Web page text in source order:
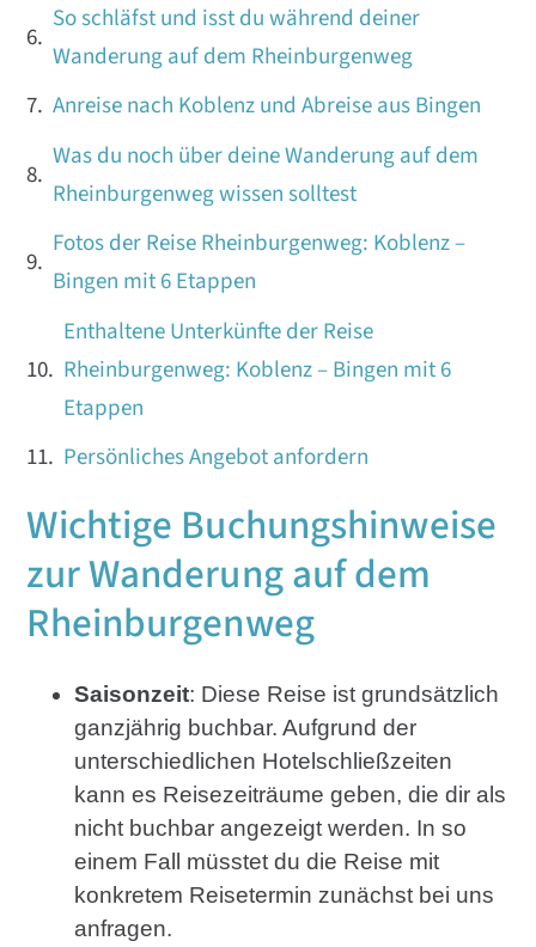
So schläfst und isst du während deiner
Wanderung auf dem Rheinburgenweg
Anreise nach Koblenz und Abreise aus Bingen
Was du noch über deine Wanderung auf dem
Rheinburgenweg wissen solltest
Fotos der Reise Rheinburgenweg: Koblenz –
Bingen mit 6 Etappen
Enthaltene Unterkünfte der Reise
Rheinburgenweg: Koblenz – Bingen mit 6
Etappen
Persönliches Angebot anfordern
Wichtige Buchungshinweise
zur Wanderung auf dem
Rheinburgenweg
Saisonzeit: Diese Reise ist grundsätzlich
ganzjährig buchbar. Aufgrund der
unterschiedlichen Hotelschließzeiten
kann es Reisezeiträume geben, die dir als
nicht buchbar angezeigt werden. In so
einem Fall müsstet du die Reise mit
konkretem Reisetermin zunächst bei uns
anfragen.